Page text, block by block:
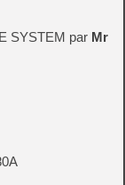
SYSTEM par Mr